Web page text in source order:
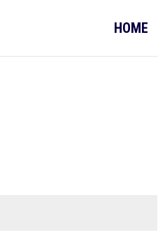
HOME